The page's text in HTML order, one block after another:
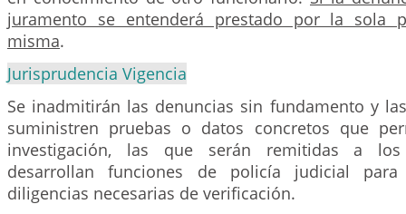
juramento se entenderá prestado por la sola
misma.
Jurisprudencia Vigencia
Se inadmitirán las denuncias sin fundamento y
suministren pruebas o datos concretos que
investigación, las que serán remitidas a
desarrollan funciones de policía judicial
diligencias necesarias de verificación.